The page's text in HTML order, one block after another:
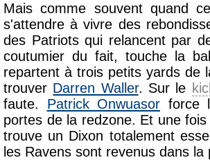
Mais comme souvent quand
s'attendre à vivre des
des Patriots qui relancent par
coutumier du fait, touche la
repartent à trois petits yards de
trouver Darren Waller. Sur le
faute. Patrick Onwuasor force
portes de la redzone. Et une
trouve un Dixon totalement
les Ravens sont revenus dans la